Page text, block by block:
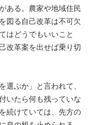
ある。農家や地域住民
図る自己改革は不可欠
はどうでもいいこと
改革案を出せば乗り切
ぶか」と言われて、
いたら何も残っていな
続けていては、先方の